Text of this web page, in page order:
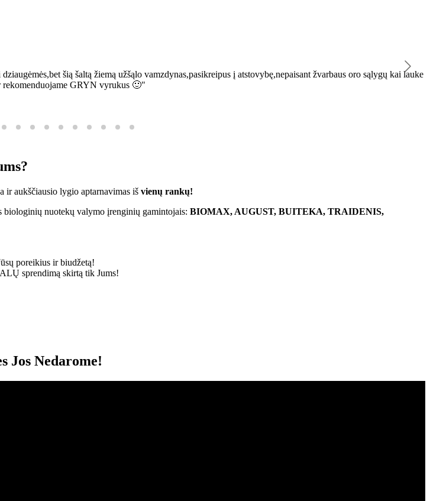
šią šaltą žiemą užšąlo vamzdynas,pasikreipus į atstovybę,nepaisant žvarbaus oro sąlygų kai lauke
rekomenduojame GRYN vyrukus 🙂"
aukščiausio lygio aptarnavimas iš vienų rankų!
biologinių nuotekų valymo įrenginių gamintojais: BIOMAX, AUGUST, BUITEKA, TRAIDENIS,
poreikius ir biudžetą!
sprendimą skirtą tik Jums!
Jos Nedarome!